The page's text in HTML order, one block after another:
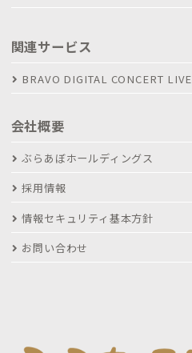
関連サービス
BRAVO DIGITAL CONCERT LIVE
会社概要
ぶらあぼホールディングス
採用情報
情報セキュリティ基本方針
お問い合わせ